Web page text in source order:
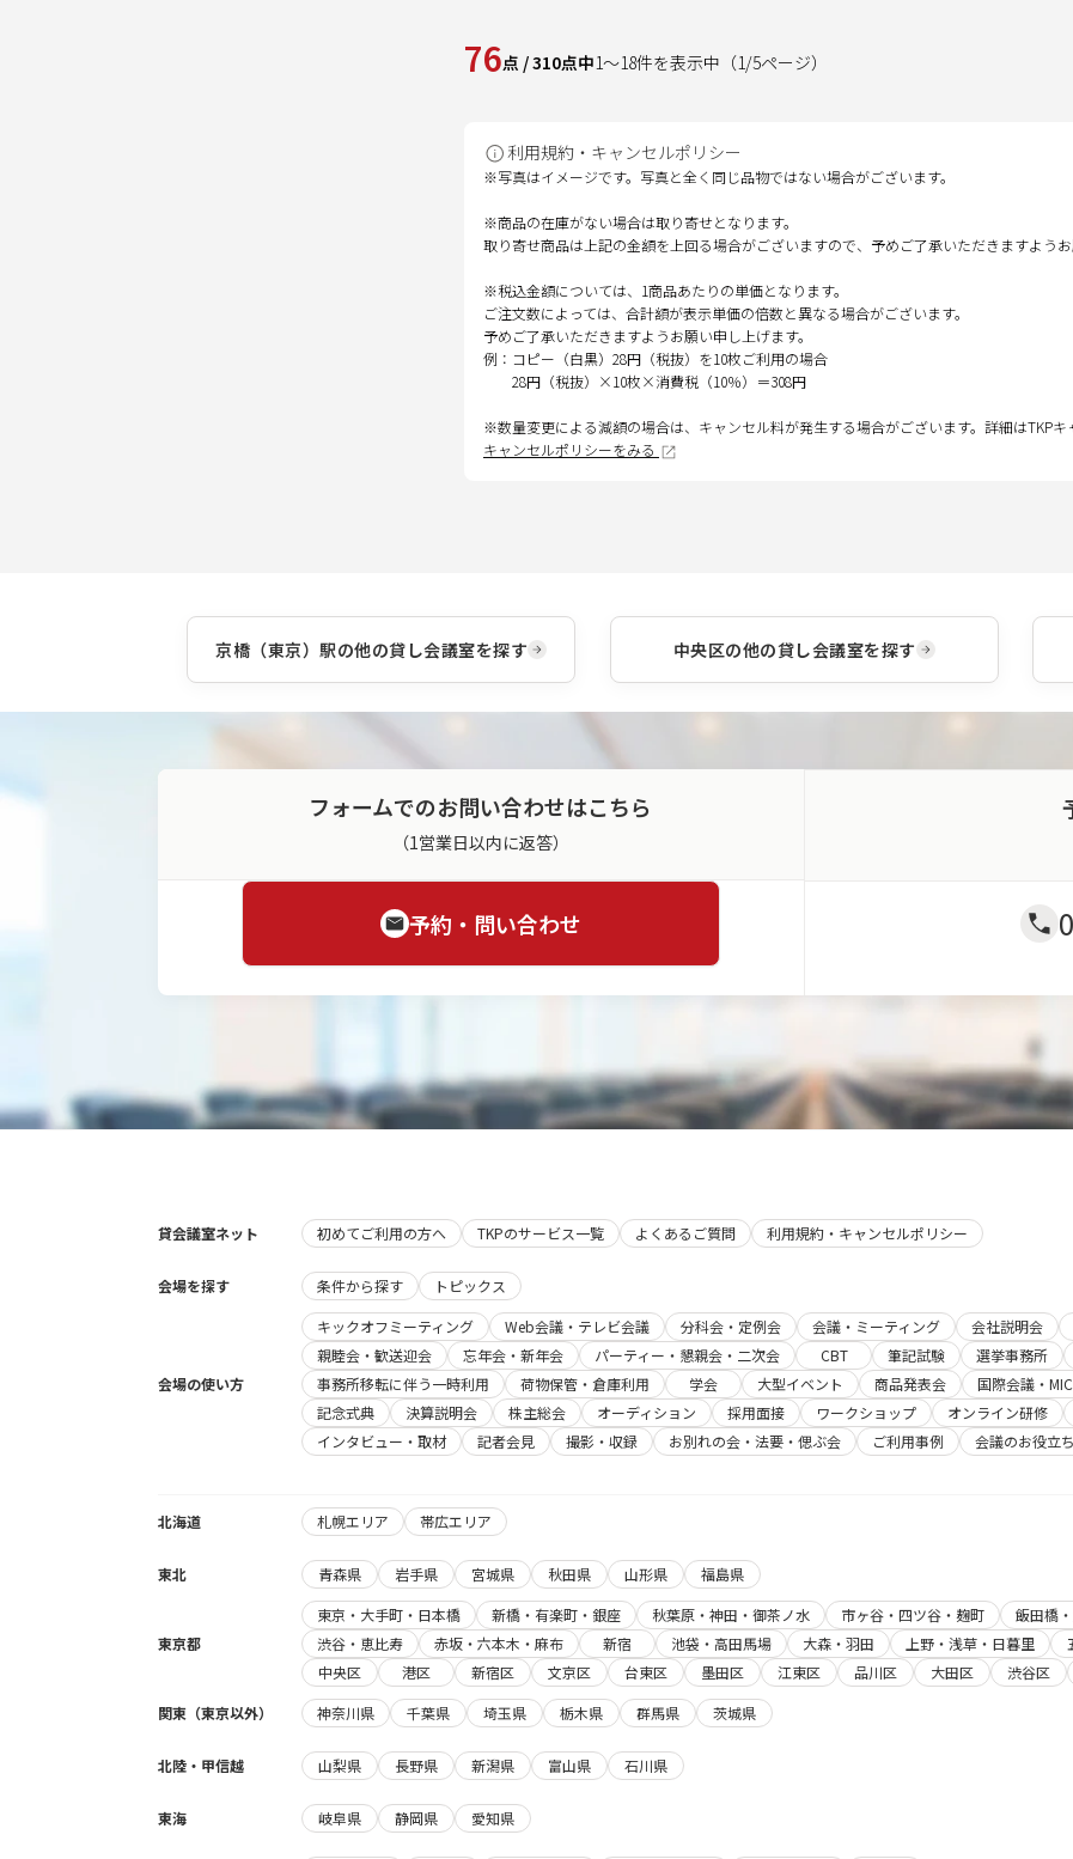
76点 /310点中1～18件を表示中 （1/5ページ）
利用規約・キャンセルポリシー
※写真はイメージです。写真と全く同じ品物ではない場合がございます。
※商品の在庫がない場合は取り寄せとなります。
取り寄せ商品は上記の金額を上回る場合がございますので、予めご了承いただきますようお
※税込金額については、1商品あたりの単価となります。
ご注文数によっては、合計額が表示単価の倍数と異なる場合がございます。
予めご了承いただきますようお願い申し上げます。
例：コピー（白黒）28円（税抜）を10枚ご利用の場合
28円（税抜）×10枚×消費税（10％）＝308円
※数量変更による減額の場合は、キャンセル料が発生する場合がございます。詳細はTKPキ
キャンセルポリシーをみる
京橋（東京）駅の他の貸し会議室を探す 中央区の他の貸し会議室を探す
フォームでのお問い合わせはこちら
（1営業日以内に返答）
予約・問い合わせ
貸会議室ネット 初めてご利用の方へ TKPのサービス一覧 よくあるご質問 利用規約・キャンセルポリシー
会場を探す 条件から探す トピックス
会場の使い方
キックオフミーティング Web会議・テレビ会議 分科会・定例会 会議・ミーティング 会社説明会
親睦会・歓送迎会
忘年会・新年会 パーティー・懇親会・二次会 CBT 筆記試験 選挙事務所
事務所移転に伴う一時利用
荷物保管・倉庫利用 学会 大型イベント 商品発表会 国際会議・
記念式典
決算説明会 株主総会 オーディション 採用面接 ワークショップ オンライン研修
インタビュー・取材
記者会見 撮影・収録 お別れの会・法要・偲ぶ会 ご利用事例 会議のお役立
北海道 札幌エリア 帯広エリア
東北 青森県 岩手県 宮城県 秋田県 山形県 福島県
東京都
東京・大手町・日本橋 新橋・有楽町・銀座 秋葉原・神田・御茶ノ水 市ヶ谷・四ツ谷・麹町 飯田橋
渋谷・恵比寿
赤坂・六本木・麻布 新宿 池袋・高田馬場 大森・羽田 上野・浅草・日暮里
中央区
港区 新宿区 文京区 台東区 墨田区 江東区 品川区 大田区 渋谷区
関東（東京以外）
神奈川県 千葉県 埼玉県 栃木県 群馬県 茨城県
北陸・甲信越 山梨県 長野県 新潟県 富山県 石川県
東海 岐阜県 静岡県 愛知県